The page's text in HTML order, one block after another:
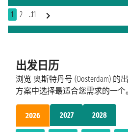
1 2 ..11
出发日历
浏览 奥斯特丹号 (Oosterdam) 的
方案中选择最适合您需求的一个
2026 2027 2028